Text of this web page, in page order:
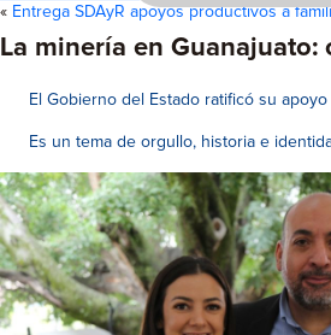
« Entrega SDAyR apoyos productivos a
La minería en
El Gobierno del Estado ratificó su
Es un tema de orgullo, historia e